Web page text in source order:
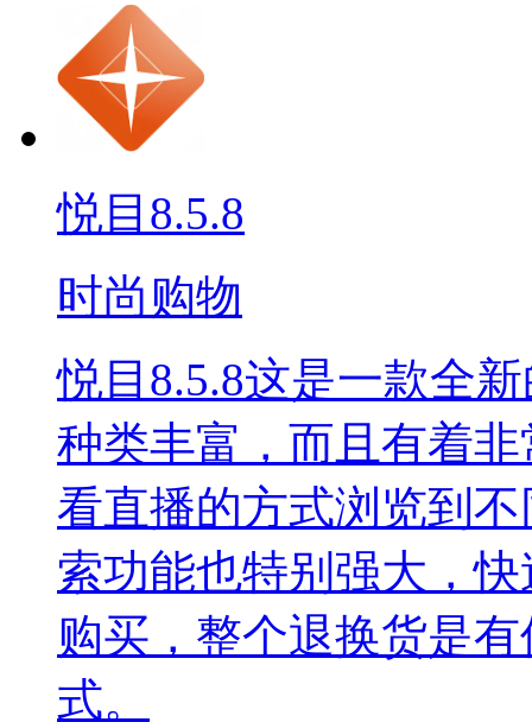
悦目8.5.8
时尚购物
悦目8.5.8这是一款全
种类丰富，而且有着
看直播的方式浏览到
索功能也特别强大，
购买，整个退换货是
式。